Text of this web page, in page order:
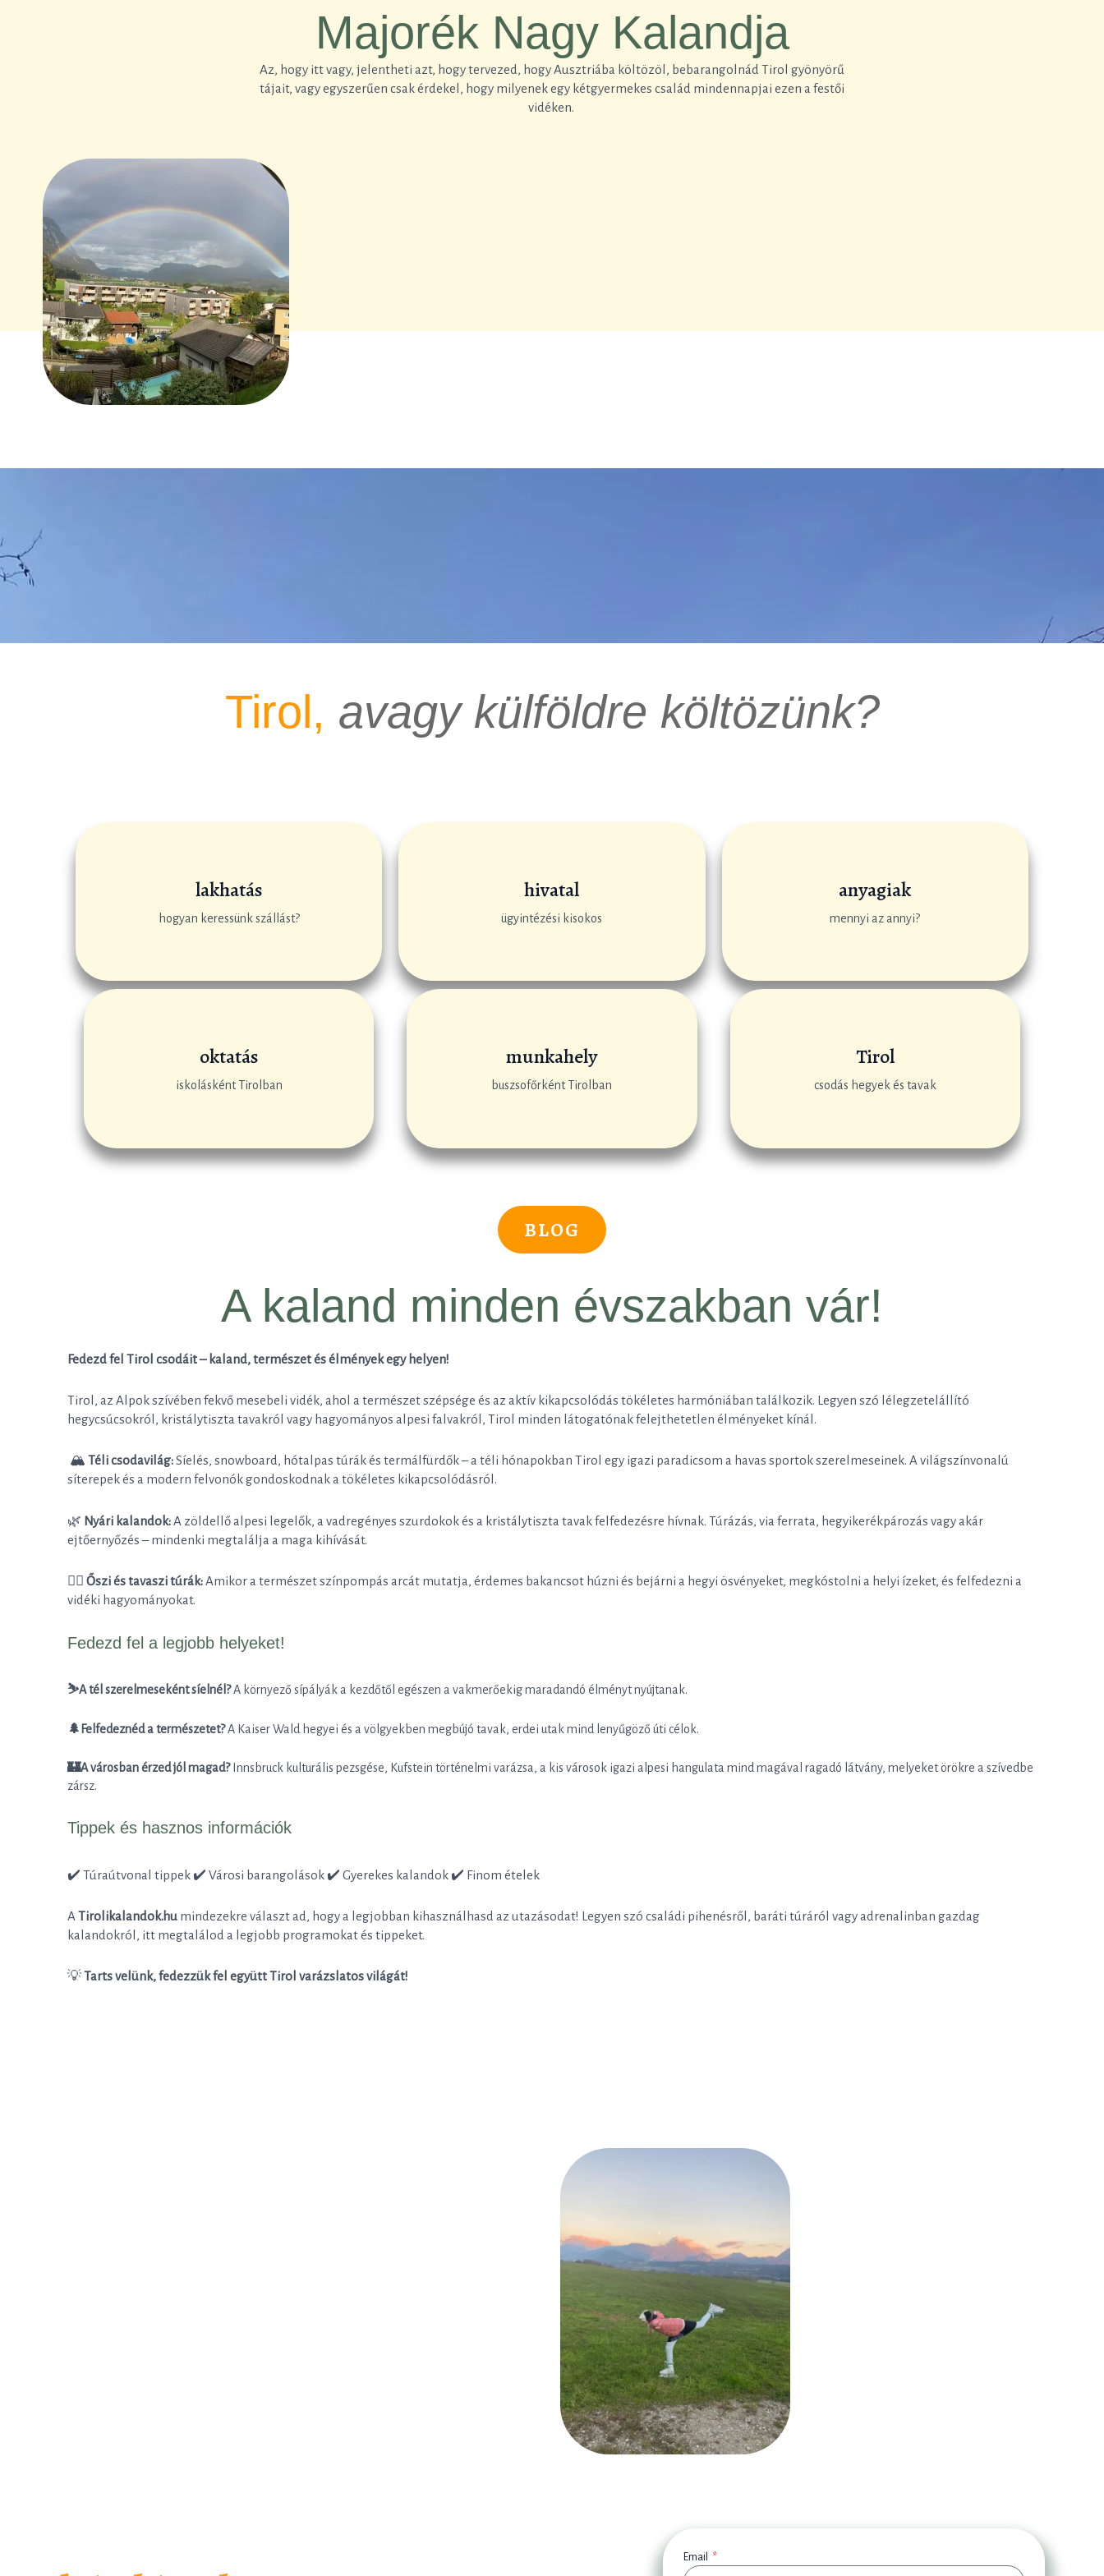
Majorék Nagy Kalandja
Az, hogy itt vagy, jelentheti azt, hogy tervezed, hogy Ausztriába költözöl, bebarangolnád Tirol gyönyörű
tájait, vagy egyszerűen csak érdekel, hogy milyenek egy kétgyermekes család mindennapjai ezen a festői
vidéken.
Tirol, avagy külföldre költözünk?
lakhatás
hogyan keressünk szállást?
oktatás
iskolásként Tirolban
hivatal
ügyintézési kisokos
munkahely
buszsofőrként Tirolban
anyagiak
mennyi az annyi?
Tirol
csodás hegyek és tavak
BLOG
A kaland minden évszakban vár!
Fedezd fel Tirol csodáit – kaland, természet és élmények egy helyen!
Tirol, az Alpok szívében fekvő mesebeli vidék, ahol a természet szépsége és az aktív kikapcsolódás tökéletes harmóniában találkozik. Legyen szó lélegzetelállító
hegycsúcsokról, kristálytiszta tavakról vagy hagyományos alpesi falvakról, Tirol minden látogatónak felejthetetlen élményeket kínál.
🏔 Téli csodavilág:Síelés, snowboard, hótalpas túrák és termálfürdők – a téli hónapokban Tirol egy igazi paradicsom a havas sportok szerelmeseinek. A világszínvonalú
síterepek és a modern felvonók gondoskodnak a tökéletes kikapcsolódásról.
🌿 Nyári kalandok:A zöldellő alpesi legelők, a vadregényes szurdokok és a kristálytiszta tavak felfedezésre hívnak. Túrázás, via ferrata, hegyikerékpározás vagy akár
ejtőernyőzés – mindenki megtalálja a maga kihívását.
🚴‍♂️ Őszi és tavaszi túrák:Amikor a természet színpompás arcát mutatja, érdemes bakancsot húzni és bejárni a hegyi ösvényeket, megkóstolni a helyi ízeket, és felfedezni a
vidéki hagyományokat.
Fedezd fel a legjobb helyeket!
⛷️A tél szerelmeseként síelnél?A környező sípályák a kezdőtől egészen a vakmerőekig maradandó élményt nyújtanak.
🌲Felfedeznéd a természetet?A Kaiser Wald hegyei és a völgyekben megbújó tavak, erdei utak mind lenyűgöző úti célok.
🏰A városban érzed jól magad?Innsbruck kulturális pezsgése, Kufstein történelmi varázsa, a kis városok igazi alpesi hangulata mind magával ragadó látvány, melyeket örökre a szívedbe
zársz.
Tippek és hasznos információk
✔️ Túraútvonal tippek ✔️ Városi barangolások ✔️ Gyerekes kalandok ✔️ Finom ételek
A Tirolikalandok.hu mindezekre választ ad, hogy a legjobban kihasználhasd az utazásodat! Legyen szó családi pihenésről, baráti túráról vagy adrenalinban gazdag
kalandokról, itt megtalálod a legjobb programokat és tippeket.
💡Tarts velünk, fedezzük fel együtt Tirol varázslatos világát!
Email